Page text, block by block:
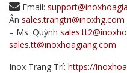
Email:
Ân sales.trangtri@inoxhg.com
– Ms. Quỳnh
sales.tt@inoxhoagiang.com
Inox Trang Trí: https://